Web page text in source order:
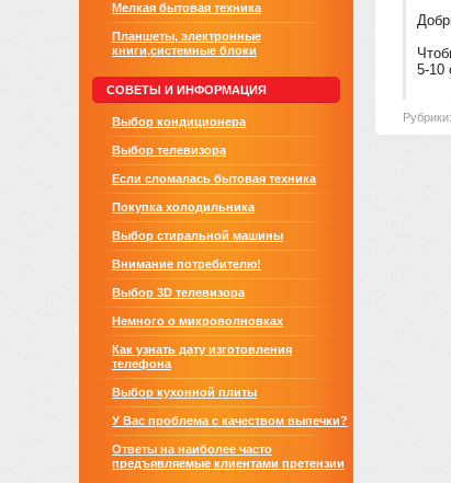
Мелкая бытовая техника
Планшеты, электронные
книги,системные блоки
СОВЕТЫ И ИНФОРМАЦИЯ
Выбор кондиционера
Выбор телевизора
Если сломалась бытовая техника
Покупка холодильника
Выбор стиральной машины
Внимание потребителю!
Выбор 3D телевизора
Немного о микроволновках
Как узнать дату изготовления
телефона
Выбор кухонной плиты
У Вас проблема с качеством выпечки?
Ответы на наиболее часто
предъявляемые клиентами претензии
5-10
Рубрики: